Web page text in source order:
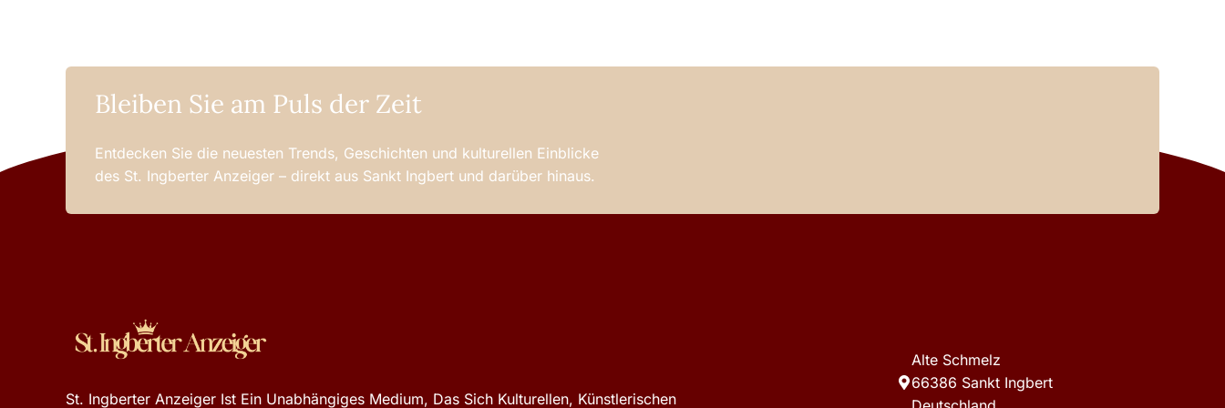
Bleiben Sie am Puls der Zeit
Entdecken Sie die neuesten Trends, Geschichten und kulturellen Einblicke
des St. Ingberter Anzeiger – direkt aus Sankt Ingbert und darüber hinaus.
St. Ingberter Anzeiger Ist Ein Unabhängiges Medium, Das Sich Kulturellen, Künstlerischen
Alte Schmelz
66386 Sankt Ingbert